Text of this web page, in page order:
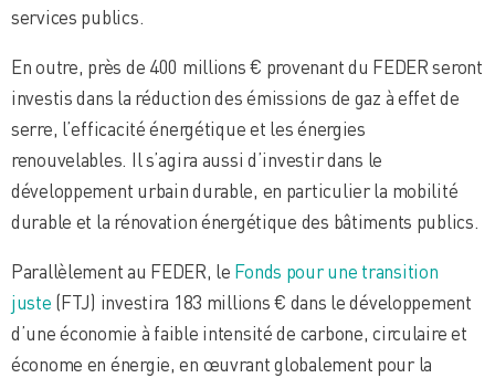
services publics.
En outre, près de 400 millions € provenant du FEDER seront
investis dans la réduction des émissions de gaz à effet de
serre, l’efficacité énergétique et les énergies
renouvelables. Il s’agira aussi d’investir dans le
développement urbain durable, en particulier la mobilité
durable et la rénovation énergétique des bâtiments publics.
Parallèlement au FEDER, le Fonds pour une transition
juste (FTJ) investira 183 millions € dans le développement
d’une économie à faible intensité de carbone, circulaire et
économe en énergie, en œuvrant globalement pour la